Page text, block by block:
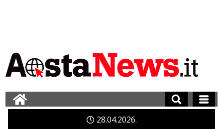
2804 2026